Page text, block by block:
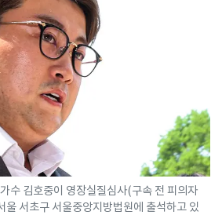
수 김호중이 영장실질심사(구속 전 피의자
울 서초구 서울중앙지방법원에 출석하고 있